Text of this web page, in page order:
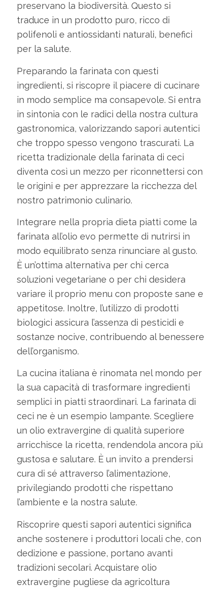
preservano la biodiversità. Questo si
traduce in un prodotto puro, ricco di
polifenoli e antiossidanti naturali, benefici
per la salute.
Preparando la farinata con questi
ingredienti, si riscopre il piacere di cucinare
in modo semplice ma consapevole. Si entra
in sintonia con le radici della nostra cultura
gastronomica, valorizzando sapori autentici
che troppo spesso vengono trascurati. La
ricetta tradizionale della farinata di ceci
diventa così un mezzo per riconnettersi con
le origini e per apprezzare la ricchezza del
nostro patrimonio culinario.
Integrare nella propria dieta piatti come la
farinata all’olio evo permette di nutrirsi in
modo equilibrato senza rinunciare al gusto.
È un’ottima alternativa per chi cerca
soluzioni vegetariane o per chi desidera
variare il proprio menu con proposte sane e
appetitose. Inoltre, l’utilizzo di prodotti
biologici assicura l’assenza di pesticidi e
sostanze nocive, contribuendo al benessere
dell’organismo.
La cucina italiana è rinomata nel mondo per
la sua capacità di trasformare ingredienti
semplici in piatti straordinari. La farinata di
ceci ne è un esempio lampante. Scegliere
un olio extravergine di qualità superiore
arricchisce la ricetta, rendendola ancora più
gustosa e salutare. È un invito a prendersi
cura di sé attraverso l’alimentazione,
privilegiando prodotti che rispettano
l’ambiente e la nostra salute.
Riscoprire questi sapori autentici significa
anche sostenere i produttori locali che, con
dedizione e passione, portano avanti
tradizioni secolari. Acquistare olio
extravergine pugliese da agricoltura